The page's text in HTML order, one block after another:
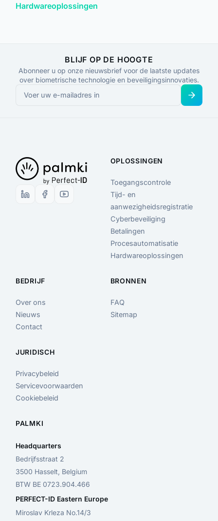
Hardwareoplossingen
BLIJF OP DE HOOGTE
Abonneer u op onze nieuwsbrief voor de laatste updates
over biometrische technologie en beveiligingsinnovaties.
OPLOSSINGEN
Toegangscontrole
Tijd- en
aanwezigheidsregistratie
Cyberbeveiliging
Betalingen
Procesautomatisatie
Hardwareoplossingen
BEDRIJF
Over ons
Nieuws
Contact
BRONNEN
FAQ
Sitemap
JURIDISCH
Privacybeleid
Servicevoorwaarden
Cookiebeleid
PALMKI
Headquarters
Bedrijfsstraat 2
3500 Hasselt, Belgium
BTW BE 0723.904.466
PERFECT-ID Eastern Europe
Miroslav Krleza No.14/3